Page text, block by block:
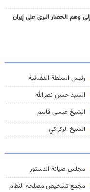
وهم الحصار البري على إيران
رئیس السلطة القضائیة
السيد حسن نصرالله
الشيخ عيسى قاسم
الشيخ الزكزاكي
مجلس صيانة الدستور
مجمع تشخيص مصلحة النظام